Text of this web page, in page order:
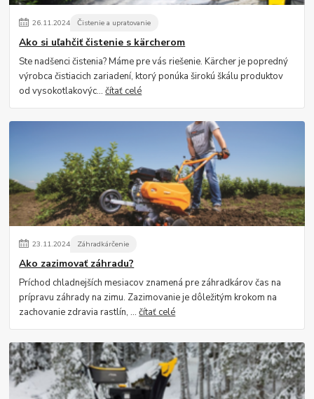
26.11.2024 Čistenie a upratovanie
Ako si uľahčiť čistenie s kärcherom
Ste nadšenci čistenia? Máme pre vás riešenie. Kärcher je popredný
výrobca čistiacich zariadení, ktorý ponúka širokú škálu produktov
od vysokotlakovýc...čítať celé
23.11.2024 Záhradkárčenie
Ako zazimovať záhradu?
Príchod chladnejších mesiacov znamená pre záhradkárov čas na
prípravu záhrady na zimu. Zazimovanie je dôležitým krokom na
zachovanie zdravia rastlín, ...čítať celé